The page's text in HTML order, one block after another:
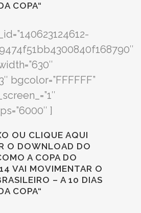
COPA“
bgcolor=”FFFFFF”
]
OU CLIQUE AQUI
O DOWNLOAD DO
A COPA DO
VAI MOVIMENTAR O
– A 10 DIAS
COPA“